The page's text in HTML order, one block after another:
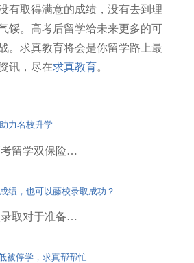
有取得满意的成绩，没有去到理
馁。高考后留学给未来更多的可
。求真教育将会是你留学路上最
讯，尽在求真教育。
力名校升学
留学双保险…
绩，也可以藤校录取成功？
取对于准备…
被停学，求真帮帮忙